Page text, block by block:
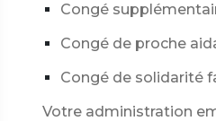
Congé
Congé de proche
Congé de solidarité
Votre administration